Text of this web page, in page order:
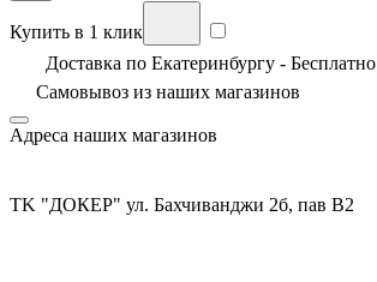
Купить в 1 клик
Доставка по Екатеринбургу - Бесплатно
Самовывоз из наших магазинов
Адреса наших магазинов
TK "ДОКЕР" ул. Бахчиванджи 2б, пав В2